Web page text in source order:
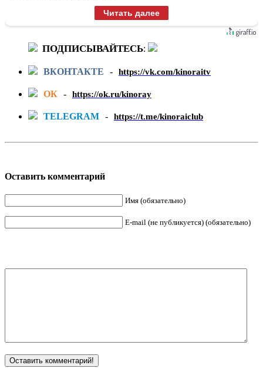
Читать далее
ПОДПИСЫВАЙТЕСЬ:
ВКОНТАКТЕ - https://vk.com/kinoraitv
ОК - https://ok.ru/kinoray
TELEGRAM - https://t.me/kinoraiclub
Оставить комментарий
Имя (обязательно)
E-mail (не публикуется) (обязательно)